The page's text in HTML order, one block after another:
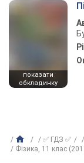
показати
обкладинку
✅ ГДЗ ✅
Фiзика, 11 клас